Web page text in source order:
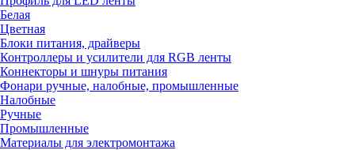
Белая
Цветная
Блоки питания, драйверы
Контроллеры и усилители для RGB ленты
Коннекторы и шнуры питания
Фонари ручные, налобные, промышленные
Налобные
Ручные
Промышленные
Материалы для электромонтажа